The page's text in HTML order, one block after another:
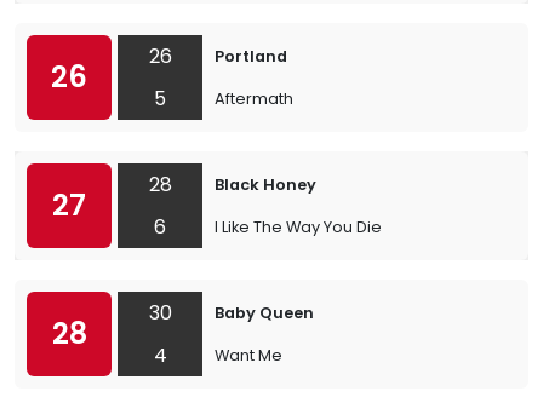
26
26
5
Portland
Aftermath
27
28
6
Black Honey
I Like The Way You Die
28
30
4
Baby Queen
Want Me